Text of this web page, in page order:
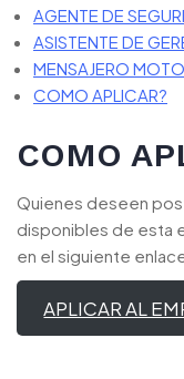
AGENTE DE
ASISTENTE DE
MENSAJERO
COMO APLICAR?
COMO
Quienes deseen
disponibles de esta
en el siguiente
APLICAR AL